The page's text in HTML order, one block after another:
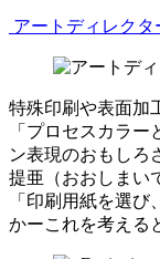
アートディレクタ
特殊印刷や表面加
「プロセスカラ
ン表現のおもしろ
提亜（おおしまい
「印刷用紙を選
かーこれを考える